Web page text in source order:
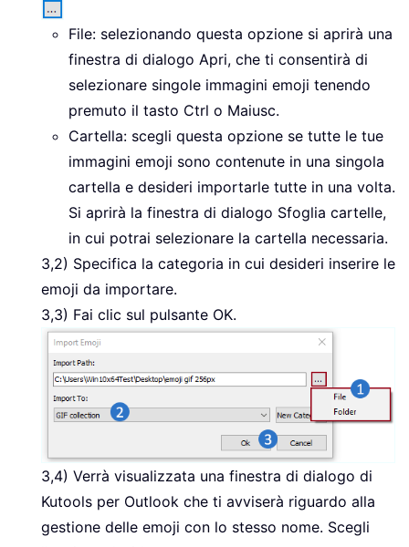
File: selezionando questa opzione si aprirà una
finestra di dialogo Apri, che ti consentirà di
selezionare singole immagini emoji tenendo
premuto il tasto Ctrl o Maiusc.
Cartella: scegli questa opzione se tutte le tue
immagini emoji sono contenute in una singola
cartella e desideri importarle tutte in una volta.
Si aprirà la finestra di dialogo Sfoglia cartelle,
in cui potrai selezionare la cartella necessaria.
3,2) Specifica la categoria in cui desideri inserire le
emoji da importare.
3,3) Fai clic sul pulsante OK.
3,4) Verrà visualizzata una finestra di dialogo di
Kutools per Outlook che ti avviserà riguardo alla
gestione delle emoji con lo stesso nome. Scegli